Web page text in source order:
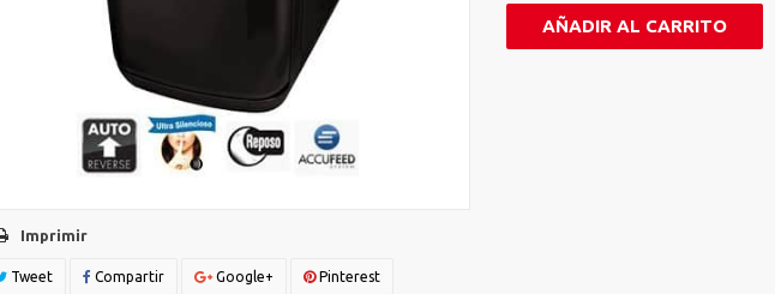
Imprimir
Tweet Compartir Google+ Pinterest
AÑADIR AL CARRITO